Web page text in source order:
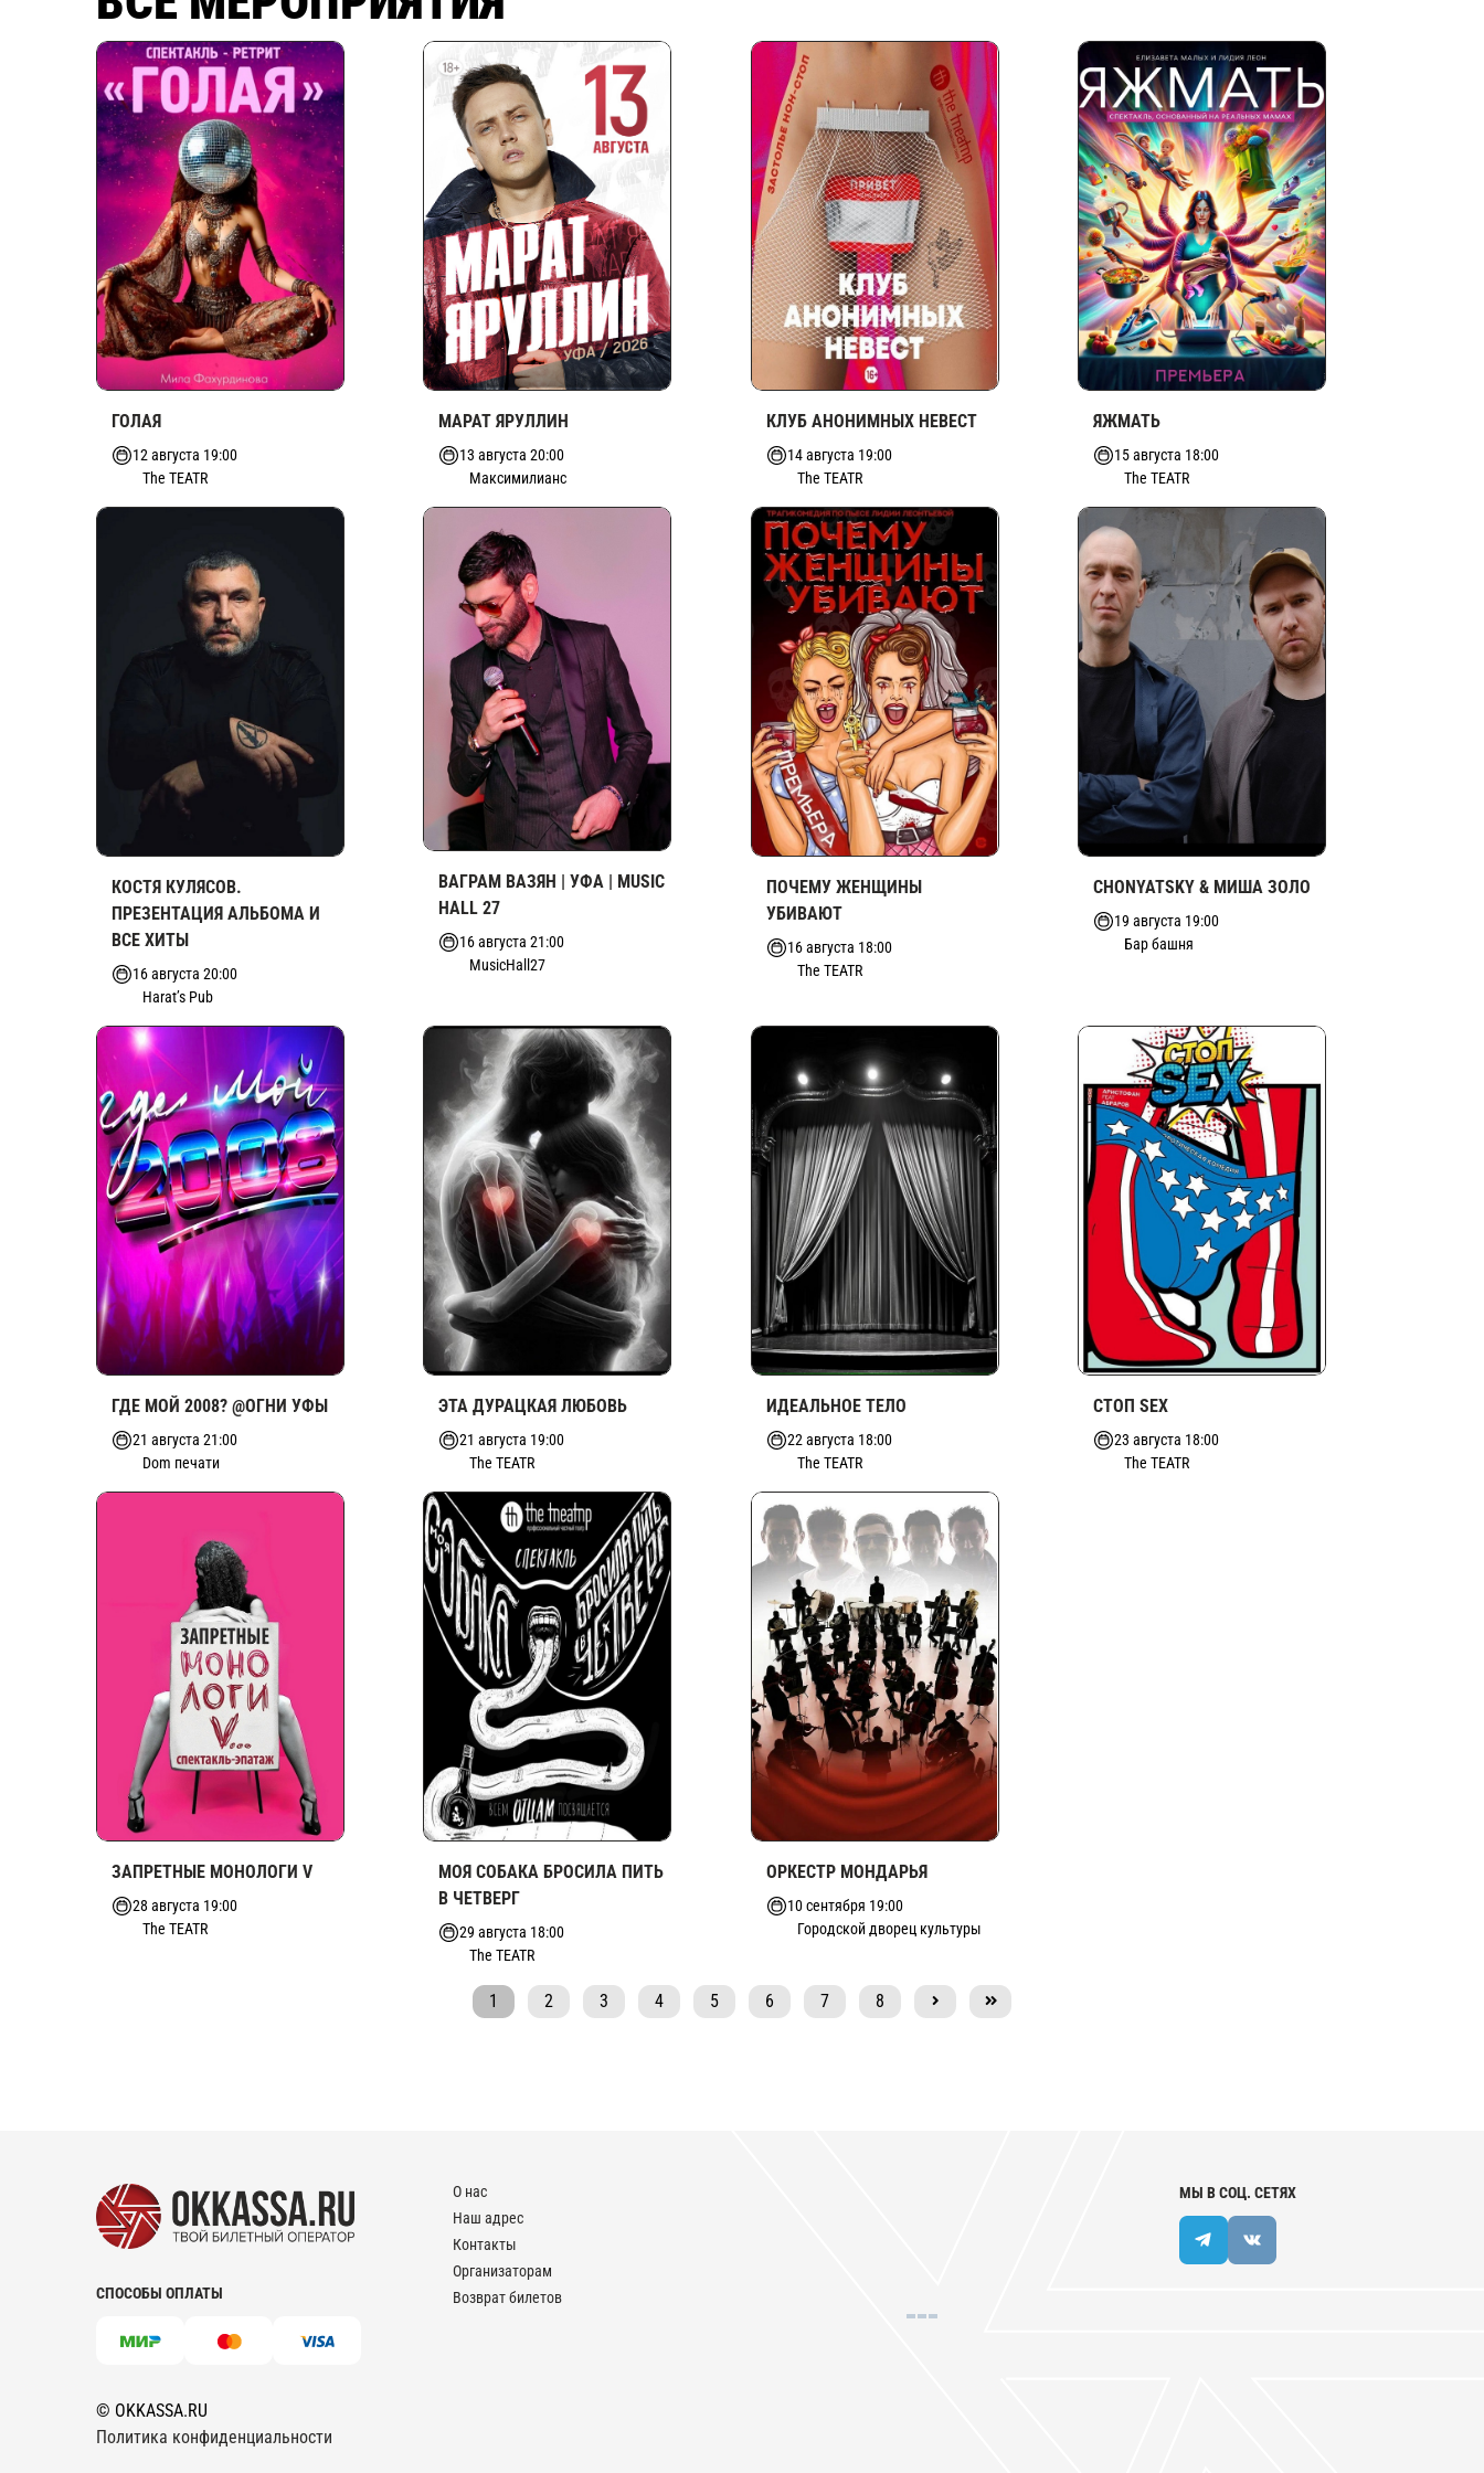
ГОЛАЯ
12 августа 19:00
The TEATR
МАРАТ ЯРУЛЛИН
13 августа 20:00
Максимилианс
КЛУБ АНОНИМНЫХ НЕВЕСТ
14 августа 19:00
The TEATR
ЯЖМАТЬ
15 августа 18:00
The TEATR
КОСТЯ КУЛЯСОВ.
ПРЕЗЕНТАЦИЯ АЛЬБОМА И
ВСЕ ХИТЫ
16 августа 20:00
Harat’s Pub
ВАГРАМ ВАЗЯН | УФА | MUSIC
HALL 27
16 августа 21:00
MusicHall27
ПОЧЕМУ ЖЕНЩИНЫ
УБИВАЮТ
16 августа 18:00
The TEATR
CHONYATSKY & МИША ЗОЛО
19 августа 19:00
Бар башня
ГДЕ МОЙ 2008? @ОГНИ УФЫ
21 августа 21:00
Dom печати
ЭТА ДУРАЦКАЯ ЛЮБОВЬ
21 августа 19:00
The TEATR
ИДЕАЛЬНОЕ ТЕЛО
22 августа 18:00
The TEATR
СТОП SEX
23 августа 18:00
The TEATR
ЗАПРЕТНЫЕ МОНОЛОГИ V
28 августа 19:00
The TEATR
МОЯ СОБАКА БРОСИЛА ПИТЬ
В ЧЕТВЕРГ
29 августа 18:00
The TEATR
ОРКЕСТР МОНДАРЬЯ
10 сентября 19:00
Городской дворец культуры
1 2 3 4 5 6 7 8
СПОСОБЫ ОПЛАТЫ
© OKKASSA.RU
Политика конфиденциальности
О нас
Наш адрес
Контакты
Организаторам
Возврат билетов
МЫ В СОЦ. СЕТЯХ